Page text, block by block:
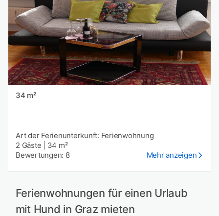
34 m²
Art der Ferienunterkunft: Ferienwohnung
2 Gäste
34 m²
Bewertungen: 8
Mehr anzeigen
Ferienwohnungen für einen Urlaub
mit Hund in Graz mieten